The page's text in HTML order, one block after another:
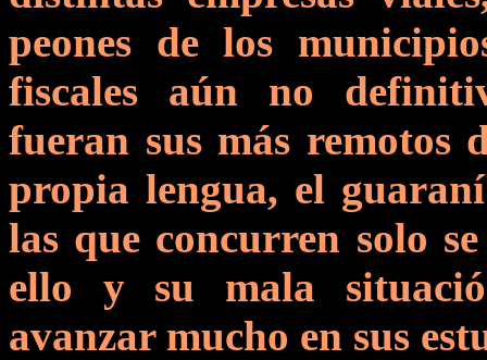
peones de los
fiscales aún no
fueran sus más remotos
propia lengua, el
las que concurren solo
ello y su mala
avanzar mucho en sus